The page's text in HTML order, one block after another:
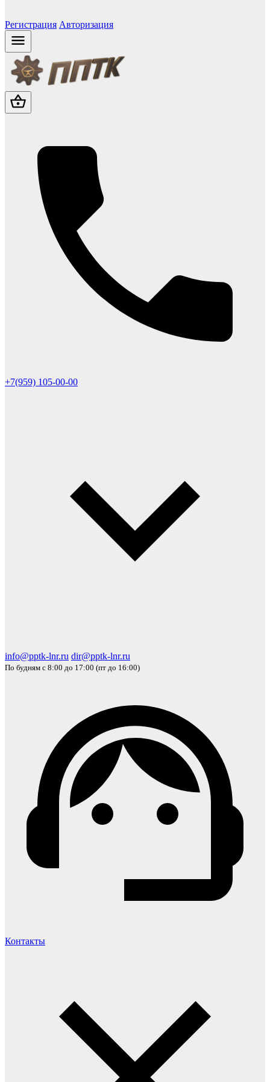
Регистрация Авторизация
+7(959) 105-00-00
info@pptk-lnr.ru dir@pptk-lnr.ru
По будням с 8:00 до 17:00 (пт до 16:00)
Контакты